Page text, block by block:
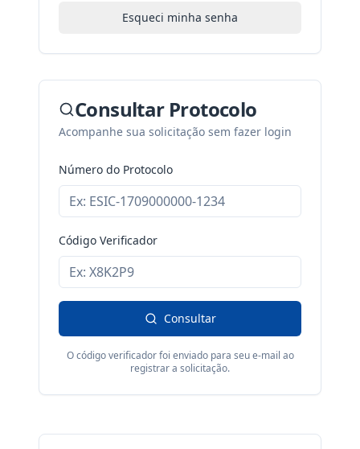
Esqueci minha senha
Consultar Protocolo
Acompanhe sua solicitação sem fazer login
Número do Protocolo
Código Verificador
Consultar
O código verificador foi enviado para seu e-mail ao
registrar a solicitação.